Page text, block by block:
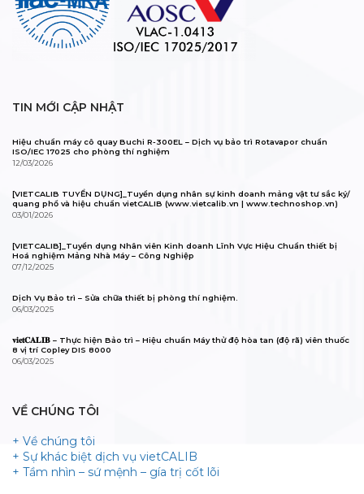
TIN MỚI CẬP NHẬT
Hiệu chuẩn máy cô quay Buchi R-300EL – Dịch vụ bảo trì Rotavapor chuẩn
ISO/IEC 17025 cho phòng thí nghiệm
12/03/2026
[VIETCALIB TUYỂN DỤNG]_Tuyển dụng nhân sự kinh doanh mảng vật tư sắc ký/
quang phổ và hiệu chuẩn vietCALIB (www.vietcalib.vn | www.technoshop.vn)
03/01/2026
[VIETCALIB]_Tuyển dụng Nhân viên Kinh doanh Lĩnh Vực Hiệu Chuẩn thiết bị
Hoá nghiệm Mảng Nhà Máy – Công Nghiệp
07/12/2025
Dịch Vụ Bảo trì – Sửa chữa thiết bị phòng thí nghiệm.
06/03/2025
𝐯𝐢𝐞𝐭𝐂𝐀𝐋𝐈𝐁 – Thực hiện Bảo trì – Hiệu chuẩn Máy thử độ hòa tan (độ rã) viên thuốc
8 vị trí Copley DIS 8000
06/03/2025
VỀ CHÚNG TÔI
+ Về chúng tôi
+ Sự khác biệt dịch vụ vietCALIB
+ Tầm nhìn – sứ mệnh – gía trị cốt lõi